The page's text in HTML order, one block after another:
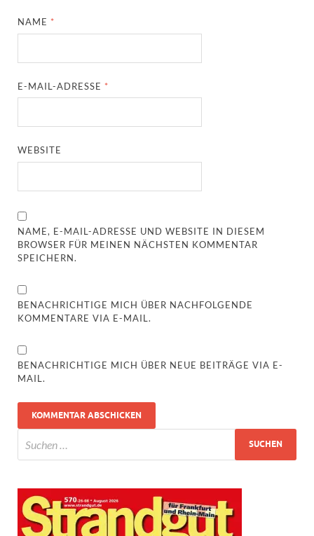
NAME *
E-MAIL-ADRESSE *
WEBSITE
NAME, E-MAIL-ADRESSE UND WEBSITE IN DIESEM
BROWSER FÜR MEINEN NÄCHSTEN KOMMENTAR
SPEICHERN.
BENACHRICHTIGE MICH ÜBER NACHFOLGENDE
KOMMENTARE VIA E-MAIL.
BENACHRICHTIGE MICH ÜBER NEUE BEITRÄGE VIA E-
MAIL.